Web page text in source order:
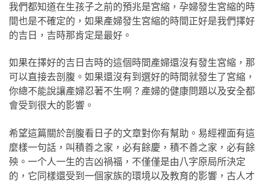
我們都知道在生孩子之前的預兆是宮縮，孕婦發生宮縮的時
間也是不確定的，如果產婦發生宮縮的時間正好是我們擇好
的吉日，吉時那肯定是最好。
如果在擇好的吉日吉時的這個時間產婦還沒有發生宮縮，那
可以直接去剖腹。如果還沒有到選好的時間就發生了宮縮，
你總不能說讓產婦忍著不生啊？產婦的健康問題以及安全都
會受到很大的影響。
希望這篇關於剖腹看日子的文章對你有幫助。易經裡面有這
麼樣一句話，叫積善之家，必有餘慶，積不善之家，必有餘
殃。一个人一生的吉凶禍福，不僅僅是由八字原局所決定
的，它同樣還受到一個家族的環境以及教育的影響，古人才